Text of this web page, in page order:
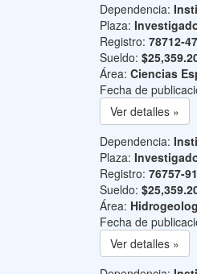
Dependencia:
Plaza:
Registro: 78712-47
Sueldo:
Área: Ciencias
Fecha de
Ver detalles »
Dependencia:
Plaza:
Registro: 76757-91
Sueldo:
Área:
Fecha de
Ver detalles »